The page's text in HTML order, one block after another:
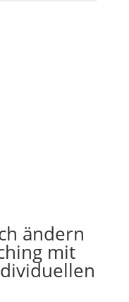
ändern
mit